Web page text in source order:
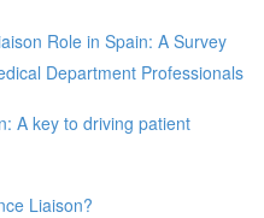
Role in Spain: A Survey
Department Professionals
A key to driving patient
Liaison?